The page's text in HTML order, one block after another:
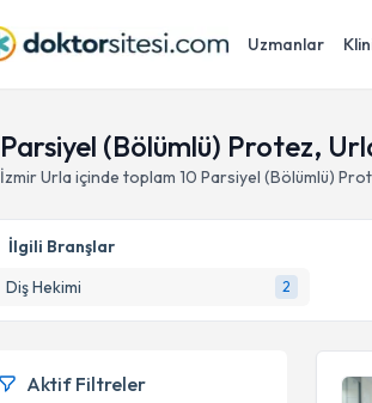
Uzmanlar
Parsiyel (Bölümlü) Protez,
İzmirUrla içinde toplam 10 Parsiyel (Bölümlü)
İlgili Branşlar
Diş Hekimi
2
Aktif Filtreler